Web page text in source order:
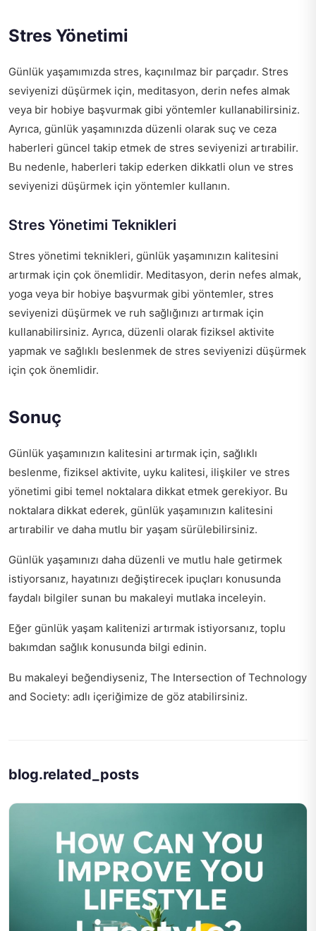
Stres Yönetimi
Günlük yaşamımızda stres, kaçınılmaz bir parçadır. Stres
seviyenizi düşürmek için, meditasyon, derin nefes almak
veya bir hobiye başvurmak gibi yöntemler kullanabilirsiniz.
Ayrıca, günlük yaşamınızda düzenli olarak suç ve ceza
haberleri güncel takip etmek de stres seviyenizi artırabilir.
Bu nedenle, haberleri takip ederken dikkatli olun ve stres
seviyenizi düşürmek için yöntemler kullanın.
Stres Yönetimi Teknikleri
Stres yönetimi teknikleri, günlük yaşamınızın kalitesini
artırmak için çok önemlidir. Meditasyon, derin nefes almak,
yoga veya bir hobiye başvurmak gibi yöntemler, stres
seviyenizi düşürmek ve ruh sağlığınızı artırmak için
kullanabilirsiniz. Ayrıca, düzenli olarak fiziksel aktivite
yapmak ve sağlıklı beslenmek de stres seviyenizi düşürmek
için çok önemlidir.
Sonuç
Günlük yaşamınızın kalitesini artırmak için, sağlıklı
beslenme, fiziksel aktivite, uyku kalitesi, ilişkiler ve stres
yönetimi gibi temel noktalara dikkat etmek gerekiyor. Bu
noktalara dikkat ederek, günlük yaşamınızın kalitesini
artırabilir ve daha mutlu bir yaşam sürülebilirsiniz.
Günlük yaşamınızı daha düzenli ve mutlu hale getirmek
istiyorsanız, hayatınızı değiştirecek ipuçları konusunda
faydalı bilgiler sunan bu makaleyi mutlaka inceleyin.
Eğer günlük yaşam kalitenizi artırmak istiyorsanız, toplu
bakımdan sağlık konusunda bilgi edinin.
Bu makaleyi beğendiyseniz, The Intersection of Technology
and Society: adlı içeriğimize de göz atabilirsiniz.
blog.related_posts